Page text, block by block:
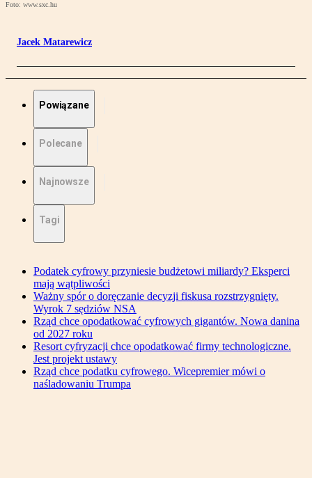
Foto: www.sxc.hu
Jacek Matarewicz
Powiązane
Polecane
Najnowsze
Tagi
Podatek cyfrowy przyniesie budżetowi miliardy? Eksperci
mają wątpliwości
Ważny spór o doręczanie decyzji fiskusa rozstrzygnięty.
Wyrok 7 sędziów NSA
Rząd chce opodatkować cyfrowych gigantów. Nowa danina
od 2027 roku
Resort cyfryzacji chce opodatkować firmy technologiczne.
Jest projekt ustawy
Rząd chce podatku cyfrowego. Wicepremier mówi o
naśladowaniu Trumpa